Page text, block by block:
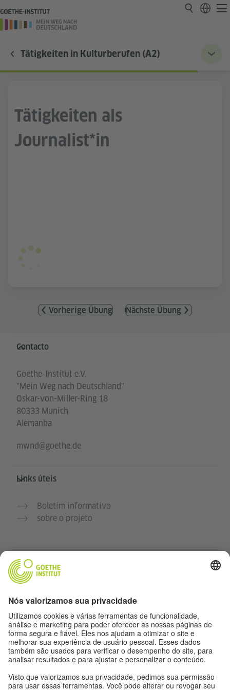
Tätigkeiten in Kulturberufen (A2)
Tätigkeiten als
Journalist*in
Vorherige Übung Nächste Übung
Service- und Informationsbereich
Contacto
Goethe-Institut e.V.
"Mein Weg nach Deutschland"
Oskar-von-Miller-Ring 18
80333 Munich
Alemanha
mwnd@goethe.de
Links úteis
Boletim informativo
sobre o projeto
Outros sites
Pratique alemão gratuitamente
Cursos de alemão do Goethe-Institut
Portal para professores “Deutschstunde”
Privacidade e acessibilidade